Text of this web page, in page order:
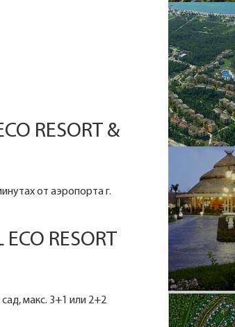
RESORT &
от аэропорта г.
RESORT
макс. 3+1 или 2+2